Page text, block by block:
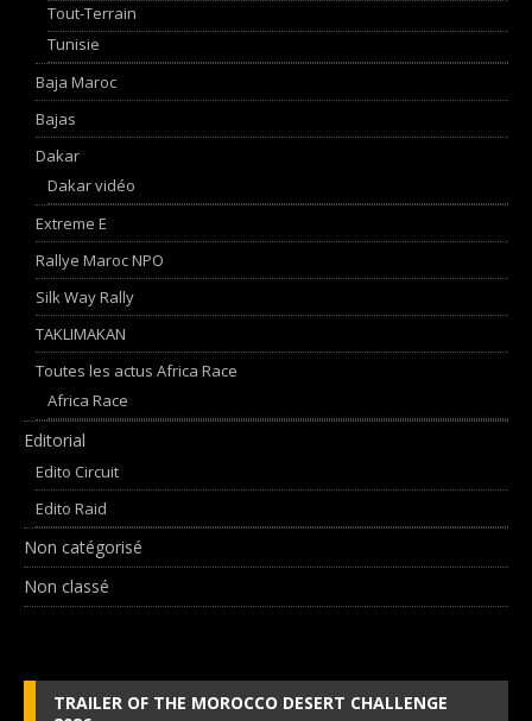
Tout-Terrain
Tunisie
Baja Maroc
Bajas
Dakar
Dakar vidéo
Extreme E
Rallye Maroc NPO
Silk Way Rally
TAKLIMAKAN
Toutes les actus Africa Race
Africa Race
Editorial
Edito Circuit
Edito Raid
Non catégorisé
Non classé
TRAILER OF THE MOROCCO DESERT CHALLENGE